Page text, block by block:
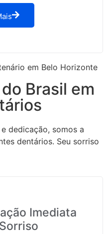
em Belo Horizonte
Brasil em
dedicação, somos a
dentários. Seu sorriso
Imediata